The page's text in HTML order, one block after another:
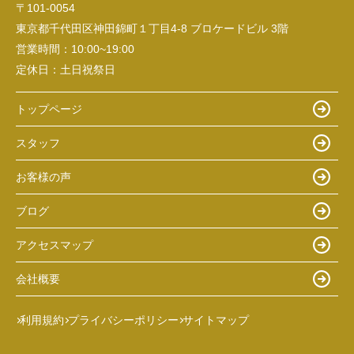
〒101-0054
東京都千代田区神田錦町１丁目4-8 ブロケードビル 3階
営業時間： 10:00~19:00
定休日： 土日祝祭日
トップページ
スタッフ
お客様の声
ブログ
アクセスマップ
会社概要
利用規約 プライバシーポリシー サイトマップ